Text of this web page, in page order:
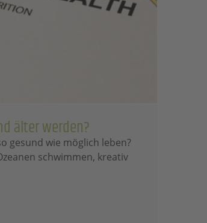
älter werden?
gesund wie möglich leben?
schwimmen, kreativ